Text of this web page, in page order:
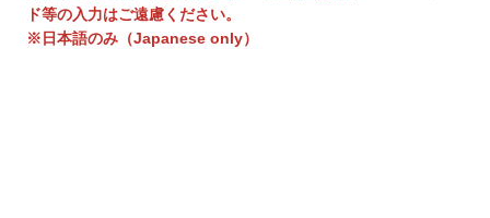
ド等の入力はご遠慮ください。
※日本語のみ（Japanese only）